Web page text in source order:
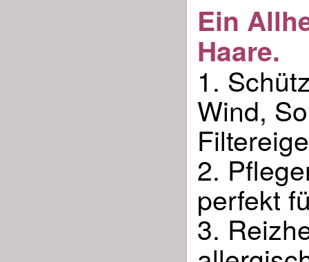
Ein
Haare.
1.
Wind,
2.
perfekt
3.